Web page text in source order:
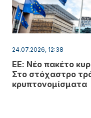
24.07.2026, 12:38
ΕΕ: Νέο πακέτο
Στο στόχαστρο
κρυπτονομίσματα